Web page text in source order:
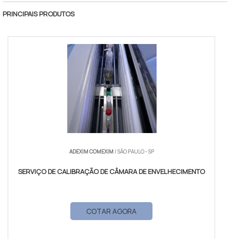
PRINCIPAIS PRODUTOS
ADEXIM COMEXIM/ SÃO PAULO - SP
SERVIÇO DE CALIBRAÇÃO DE CÂMARA DE ENVELHECIMENTO
COTAR AGORA